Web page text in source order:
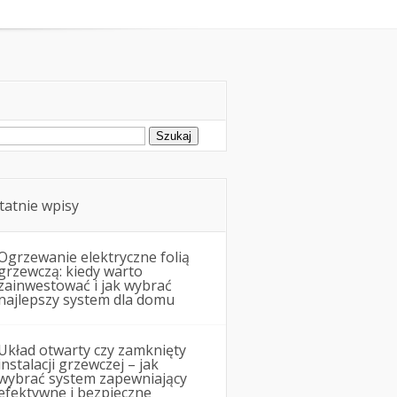
wpisy
elektryczne folią
kiedy warto
i jak wybrać
system dla domu
otwarty czy zamknięty
grzewczej – jak
system zapewniający
i bezpieczne